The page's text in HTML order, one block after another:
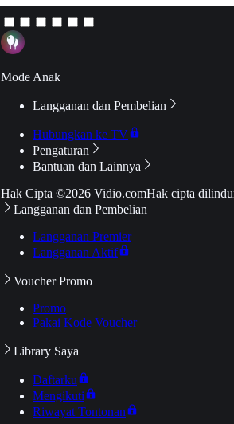
Mode Anak
Langganan dan Pembelian
Hubungkan ke TV
Pengaturan
Bantuan dan Lainnya
Hak Cipta ©2026 Vidio.comHak cipta
Langganan dan Pembelian
Langganan Premier
Langganan Aktif
Voucher Promo
Promo
Pakai Kode Voucher
Library Saya
Daftarku
Mengikuti
Riwayat Tontonan